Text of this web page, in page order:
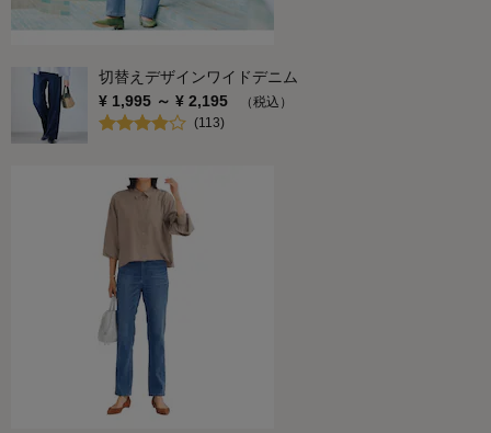
切替えデザインワイドデニム
¥ 1,995 ～ ¥ 2,195
（税込）
(113)